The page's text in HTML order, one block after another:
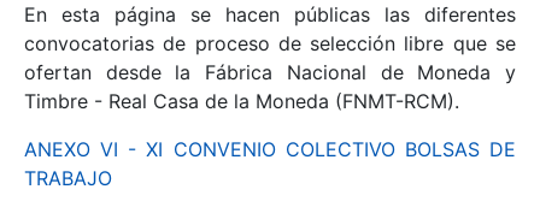
Mostrar/Ocultar
Mostrar/Ocultar
En esta página se hacen públicas las diferentes
convocatorias de proceso de selección libre que se
ofertan desde la Fábrica Nacional de Moneda y
Timbre - Real Casa de la Moneda (FNMT-RCM).
ANEXO VI - XI CONVENIO COLECTIVO BOLSAS DE
TRABAJO